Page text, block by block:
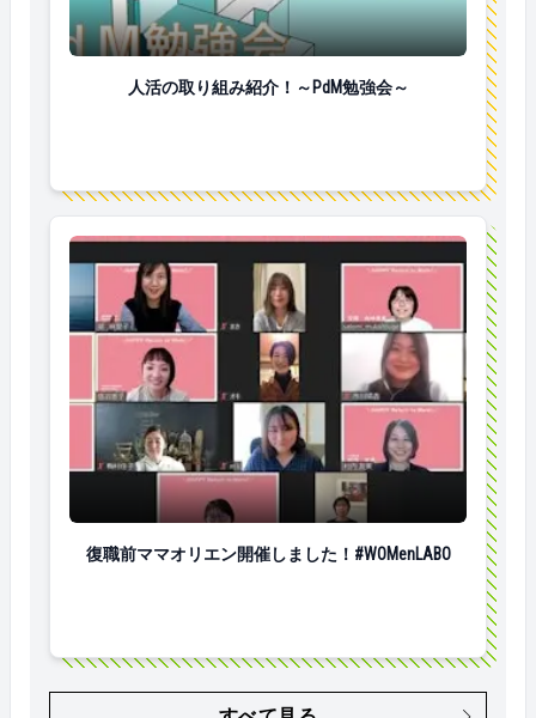
人活の取り組み紹介！～PdM勉強会～
復職前ママオリエン開催しました！#WOMenLABO